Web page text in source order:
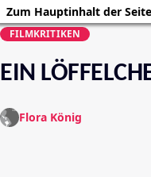
Zum Hauptinhalt der Seite
FILMKRITIKEN
EIN
Flora König